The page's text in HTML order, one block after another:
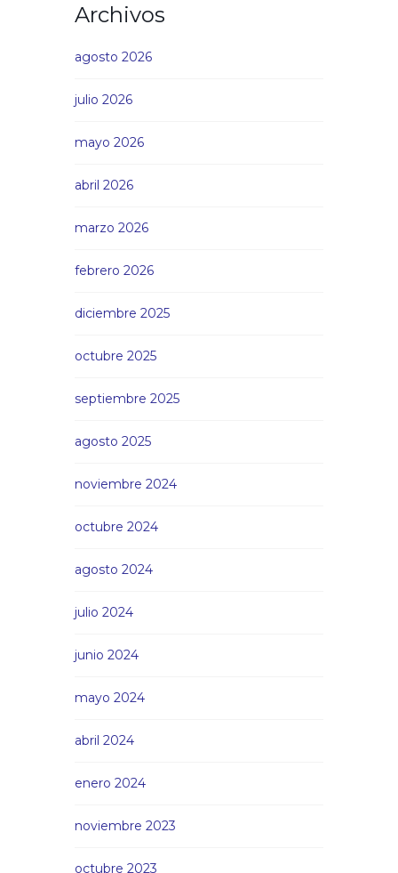
Archivos
agosto 2026
julio 2026
mayo 2026
abril 2026
marzo 2026
febrero 2026
diciembre 2025
octubre 2025
septiembre 2025
agosto 2025
noviembre 2024
octubre 2024
agosto 2024
julio 2024
junio 2024
mayo 2024
abril 2024
enero 2024
noviembre 2023
octubre 2023